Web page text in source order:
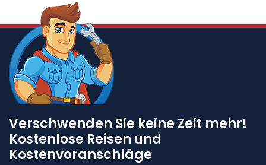
Verschwenden Sie keine Zeit mehr!
Kostenlose Reisen und
Kostenvoranschläge